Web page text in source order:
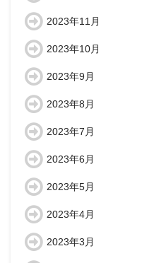
2023年11月
2023年10月
2023年9月
2023年8月
2023年7月
2023年6月
2023年5月
2023年4月
2023年3月